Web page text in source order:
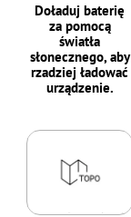
Doładuj baterię
za pomocą
światła
słonecznego, aby
rzadziej ładować
urządzenie.